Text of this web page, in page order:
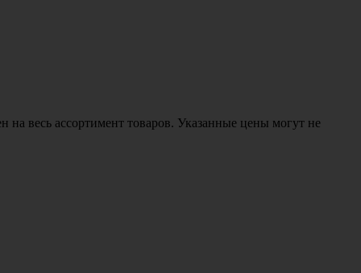
весь ассортимент товаров. Указанные цены могут не